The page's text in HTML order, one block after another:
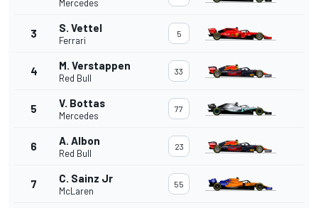
Mercedes
3 S. Vettel
Ferrari
5
4 M. Verstappen
Red Bull
33
5 V. Bottas
Mercedes
77
6 A. Albon
Red Bull
23
7 C. Sainz Jr
McLaren
55